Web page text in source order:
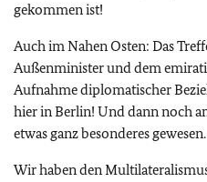
gekommen ist!
Auch im Nahen Osten: Das
Außenminister und dem
Aufnahme diplomatischer
hier in Berlin! Und dann noch
etwas ganz besonderes gewesen.
Wir haben den